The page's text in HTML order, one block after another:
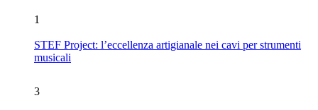
1
STEF Project: l’eccellenza artigianale nei cavi per strumenti
musicali
3